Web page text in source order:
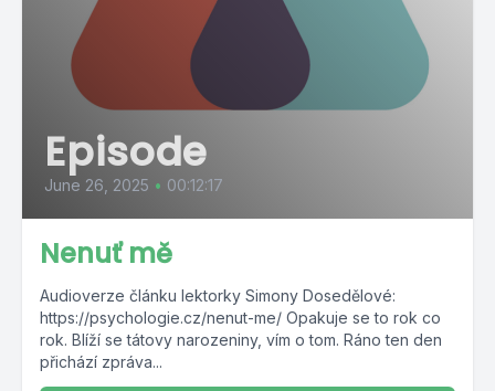
Episode
June 26, 2025 • 00:12:17
Nenuť mě
Audioverze článku lektorky Simony Dosedělové:
https://psychologie.cz/nenut-me/ Opakuje se to rok co
rok. Blíží se tátovy narozeniny, vím o tom. Ráno ten den
přichází zpráva...